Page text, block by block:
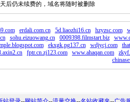
后仍未续费的，域名将随时被删除
erdali.com.cn 5d.liaozhi16.cn hzyzsc.com
sohu.eizuowang.cn 0009398.filmstart.biz
ekxgk.pg137.cn wdjycj.com
fptr.cn.zj123.com www.ahaqan.com